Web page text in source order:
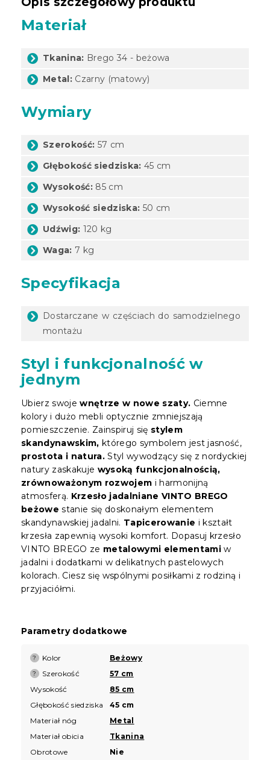
Materiał
Tkanina: Brego 34 - beżowa
Metal: Czarny (matowy)
Wymiary
Szerokość: 57 cm
Głębokość siedziska: 45 cm
Wysokość: 85 cm
Wysokość siedziska: 50 cm
Udźwig: 120 kg
Waga: 7 kg
Specyfikacja
Dostarczane w częściach do samodzielnego
montażu
Styl i funkcjonalność w
jednym
Ubierz swojewnętrze w nowe szaty. Ciemne
kolory i dużo mebli optycznie zmniejszają
pomieszczenie. Zainspiruj się stylem
skandynawskim, którego symbolem jest jasność,
prostota i natura. Styl wywodzący się z nordyckiej
natury zaskakuje wysoką funkcjonalnością,
zrównoważonym rozwojem i harmonijną
atmosferą. Krzesło jadalniane VINTO BREGO
beżowe stanie się doskonałym elementem
skandynawskiej jadalni. Tapicerowanie i kształt
krzesła zapewnią wysoki komfort. Dopasuj krzesło
VINTO BREGO ze metalowymi elementami w
jadalni i dodatkami w delikatnych pastelowych
kolorach. Ciesz się wspólnymi posiłkami z rodziną i
przyjaciółmi.
Parametry dodatkowe
? Kolor Beżowy
? Szerokość
57 cm
Wysokość
85 cm
Głębokość siedziska
45 cm
Materiał nóg
Metal
Materiał obicia
Tkanina
Obrotowe
Nie